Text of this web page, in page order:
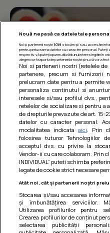
Barcute din vinete
Un deliciu usor de
Nouă ne pasă ca datele tale
Noi și partenerii noștri 1019stocăm și/sau accesăm
pentru prelucrarea datelor cu caracter personal.
respectiv vă puteți opune utilizării unui interes legitim în
alegeri vor fi raportate partenerilor noștri și nu vă vor
Noi si partenerii nostri (retelele
partenere, precum si furnizorii
prelucram date pentru a permite
personaliza continutul si
interesele si/sau profilul dvs.,
retelelor de socializare si pentru a
de drepturile prevazute de art. 15-
datelor cu caracter personal.
modalitatea indicataaici . Prin
folosirea tuturor Tehnologiilor
acceptul dvs. cu privire la
Vendor-ii cu care colaboram. Prin
INDIVIDUAL” puteti schimba
legate de cookie strict necesare
Atât noi, cât și partenerii noștri
Stocarea și/sau accesarea
și îmbunătățirea serviciilor.
Utilizarea profilurilor pentru
Crearea profilurilor de conținut
selectarea publicității